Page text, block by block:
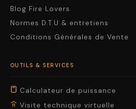
Blog Fire Lovers
Normes D.T.U & entretiens
Conditions Générales de Vente
OUTILS & SERVICES
Calculateur de puissance
Visite technique virtuelle